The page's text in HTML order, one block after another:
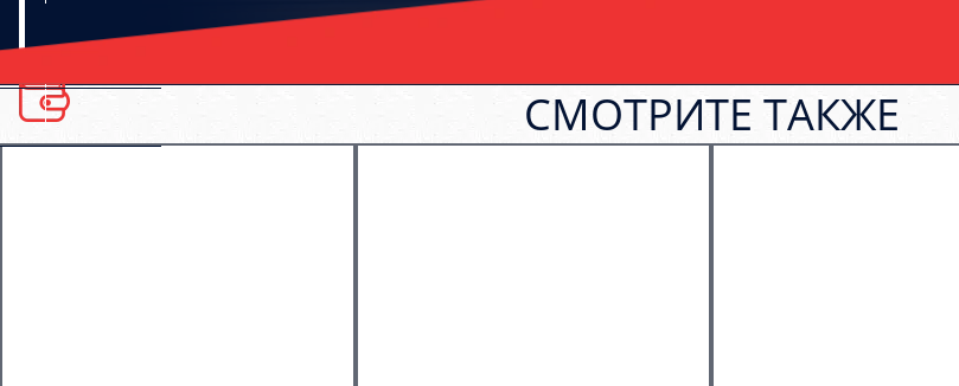
СМОТРИТЕ ТАКЖЕ